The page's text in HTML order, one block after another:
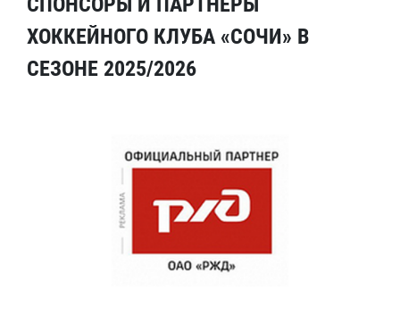
ХОККЕЙНОГО КЛУБА «СОЧИ» В
СЕЗОНЕ 2025/2026